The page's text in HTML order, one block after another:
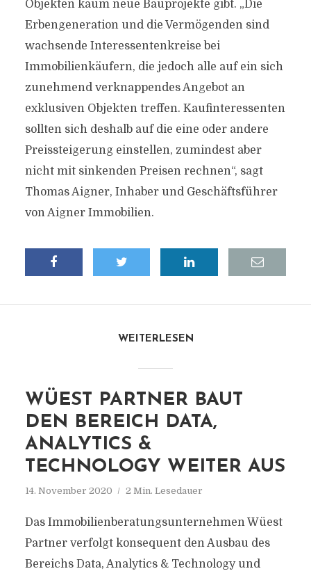
Objekten kaum neue Bauprojekte gibt. „Die
Erbengeneration und die Vermögenden sind
wachsende Interessentenkreise bei
Immobilienkäufern, die jedoch alle auf ein sich
zunehmend verknappendes Angebot an
exklusiven Objekten treffen. Kaufinteressenten
sollten sich deshalb auf die eine oder andere
Preissteigerung einstellen, zumindest aber
nicht mit sinkenden Preisen rechnen“, sagt
Thomas Aigner, Inhaber und Geschäftsführer
von Aigner Immobilien.
WEITERLESEN
WÜEST PARTNER BAUT
DEN BEREICH DATA,
ANALYTICS &
TECHNOLOGY WEITER AUS
14. November 2020 2 Min. Lesedauer
Das Immobilienberatungsunternehmen Wüest
Partner verfolgt konsequent den Ausbau des
Bereichs Data, Analytics & Technology und